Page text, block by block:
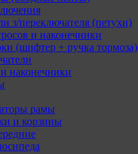
з/переключателя (петухи)
и наконечники
(шифтер + ручка тормоза)
наконечники
рамы
и корзины